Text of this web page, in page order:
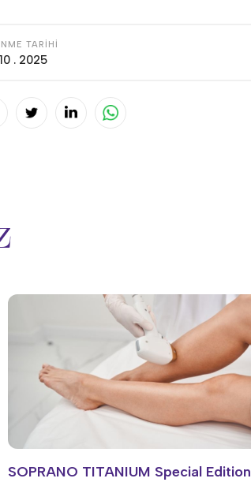
TARİHİ
. 2025
SOPRANO TITANIUM Special Edition